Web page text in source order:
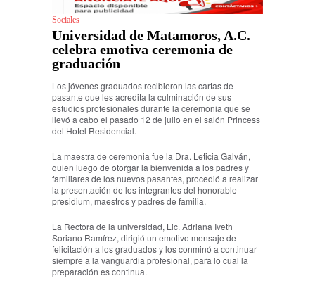
Sociales
Universidad de Matamoros, A.C.
celebra emotiva ceremonia de
graduación
Los jóvenes graduados recibieron las cartas de
pasante que les acredita la culminación de sus
estudios profesionales durante la ceremonia que se
llevó a cabo el pasado 12 de julio en el salón Princess
del Hotel Residencial.
La maestra de ceremonia fue la Dra. Leticia Galván,
quien luego de otorgar la bienvenida a los padres y
familiares de los nuevos pasantes, procedió a realizar
la presentación de los integrantes del honorable
presidium, maestros y padres de familia.
La Rectora de la universidad, Lic. Adriana Iveth
Soriano Ramírez, dirigió un emotivo mensaje de
felicitación a los graduados y los conminó a continuar
siempre a la vanguardia profesional, para lo cual la
preparación es continua.